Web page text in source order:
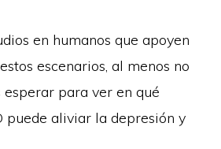
en humanos que apoyen
escenarios, al menos no
esperar para ver en qué
puede aliviar la depresión y